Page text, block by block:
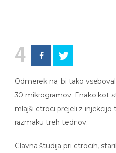
4
30 mikrogramov. Enako kot
mlajši otroci prejeli z injekcijo
razmaku treh tednov.